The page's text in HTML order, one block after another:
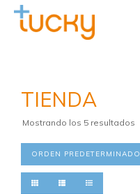
TIENDA
Mostrando los 5 resultados
ORDEN PREDETERMINADO